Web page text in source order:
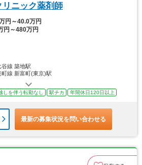
リニック薬剤師
円～40.0万円
円～480万円
線 築地駅
線 新富町(東京)駅
しを伴う転勤なし 駅チカ 年間休日120日以上
最新の募集状況を問い合わせる